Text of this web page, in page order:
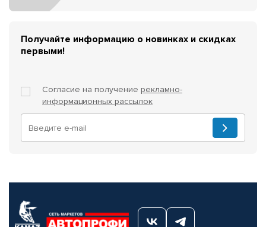
Получайте информацию о новинках и скидках
первыми!
Согласие на получение рекламно-
информационных рассылок